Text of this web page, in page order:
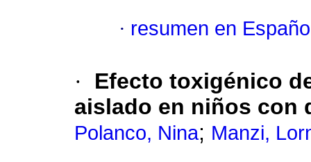
· resumen en
·
Efecto toxigénico
aislado en niños con
Polanco, Nina; Manzi,